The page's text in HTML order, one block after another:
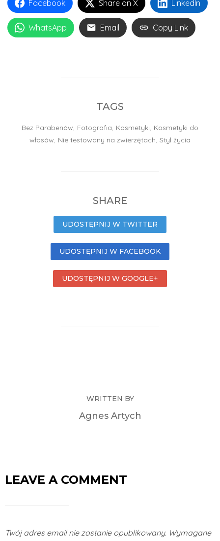
Facebook Share on X LinkedIn
WhatsApp Email Copy Link
TAGS
Bez Parabenów, Fotografia, Kosmetyki, Kosmetyki do
włosów, Nie testowany na zwierzętach, Styl życia
SHARE
UDOSTĘPNIJ W TWITTER
UDOSTĘPNIJ W FACEBOOK
UDOSTĘPNIJ W GOOGLE+
WRITTEN BY
Agnes Artych
LEAVE A COMMENT
Twój adres email nie zostanie opublikowany. Wymagane